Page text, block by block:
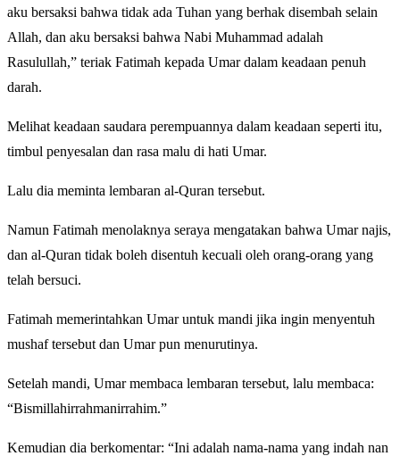
aku bersaksi bahwa tidak ada Tuhan yang berhak disembah selain
Allah, dan aku bersaksi bahwa Nabi Muhammad adalah
Rasulullah,” teriak Fatimah kepada Umar dalam keadaan penuh
darah.
Melihat keadaan saudara perempuannya dalam keadaan seperti itu,
timbul penyesalan dan rasa malu di hati Umar.
Lalu dia meminta lembaran al-Quran tersebut.
Namun Fatimah menolaknya seraya mengatakan bahwa Umar najis,
dan al-Quran tidak boleh disentuh kecuali oleh orang-orang yang
telah bersuci.
Fatimah memerintahkan Umar untuk mandi jika ingin menyentuh
mushaf tersebut dan Umar pun menurutinya.
Setelah mandi, Umar membaca lembaran tersebut, lalu membaca:
“Bismillahirrahmanirrahim.”
Kemudian dia berkomentar: “Ini adalah nama-nama yang indah nan